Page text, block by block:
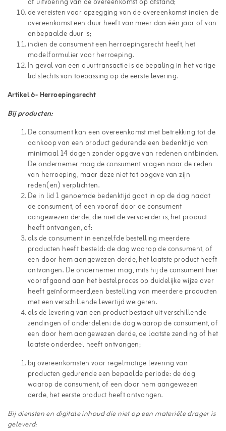
de vereisten voor opzegging van de overeenkomst indien de
overeenkomst een duur heeft van meer dan één jaar of van
onbepaalde duur is;
indien de consument een herroepingsrecht heeft, het
modelformulier voor herroeping.
In geval van een duurtransactie is de bepaling in het vorige
lid slechts van toepassing op de eerste levering.
Artikel 6- Herroepingsrecht
Bij producten:
De consument kan een overeenkomst met betrekking tot de
aankoop van een product gedurende een bedenktijd van
minimaal 14 dagen zonder opgave van redenen ontbinden.
De ondernemer mag de consument vragen naar de reden
van herroeping, maar deze niet tot opgave van zijn
reden(en) verplichten.
De in lid 1 genoemde bedenktijd gaat in op de dag nadat
de consument, of een vooraf door de consument
aangewezen derde, die niet de vervoerder is, het product
heeft ontvangen, of:
als de consument in eenzelfde bestelling meerdere
producten heeft besteld: de dag waarop de consument, of
een door hem aangewezen derde, het laatste product heeft
ontvangen. De ondernemer mag, mits hij de consument hier
voorafgaand aan het bestelproces op duidelijke wijze over
heeft geïnformeerd,een bestelling van meerdere producten
met een verschillende levertijd weigeren.
als de levering van een product bestaat uit verschillende
zendingen of onderdelen: de dag waarop de consument, of
een door hem aangewezen derde, de laatste zending of het
laatste onderdeel heeft ontvangen;
bij overeenkomsten voor regelmatige levering van
producten gedurende een bepaalde periode: de dag
waarop de consument, of een door hem aangewezen
derde, het eerste product heeft ontvangen.
Bij diensten en digitale inhoud die niet op een materiële drager is
geleverd: